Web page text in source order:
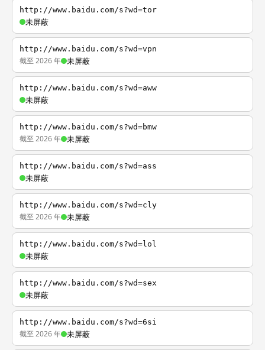
http://www.baidu.com/s?wd=tor
未屏蔽
http://www.baidu.com/s?wd=vpn
截至 2026 年 未屏蔽
http://www.baidu.com/s?wd=aww
未屏蔽
http://www.baidu.com/s?wd=bmw
截至 2026 年 未屏蔽
http://www.baidu.com/s?wd=ass
未屏蔽
http://www.baidu.com/s?wd=cly
截至 2026 年 未屏蔽
http://www.baidu.com/s?wd=lol
未屏蔽
http://www.baidu.com/s?wd=sex
未屏蔽
http://www.baidu.com/s?wd=6si
截至 2026 年 未屏蔽